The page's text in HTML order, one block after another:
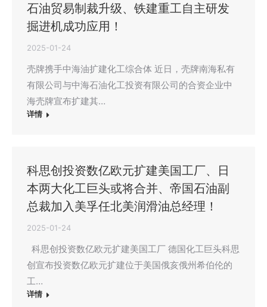
石油贸易制裁升级、铁建重工自主研发
掘进机成功应用！
2025-01-24
壳牌携手中海油扩建化工综合体 近日，壳牌南海私有
有限公司与中海石油化工投资有限公司的合资企业中
海壳牌宣布扩建其…
详情
科思创投资数亿欧元扩建美国工厂、日
本两大化工巨头或将合并、帝国石油副
总裁加入美孚任北美润滑油总经理！
2025-01-24
科思创投资数亿欧元扩建美国工厂 德国化工巨头科思
创宣布投资数亿欧元扩建位于美国俄亥俄州希伯伦的
工…
详情